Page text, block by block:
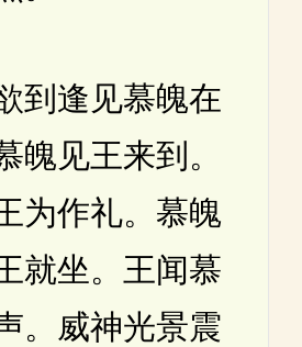
逢见慕魄在
魄见王来到。
为作礼。慕魄
就坐。王闻慕
。威神光景震